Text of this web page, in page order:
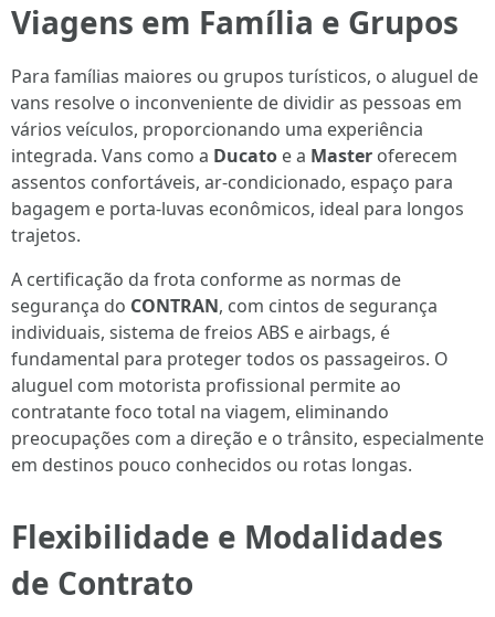
Viagens em Família e Grupos
Para famílias maiores ou grupos turísticos, o aluguel de
vans resolve o inconveniente de dividir as pessoas em
vários veículos, proporcionando uma experiência
integrada. Vans como a Ducato e a Master oferecem
assentos confortáveis, ar-condicionado, espaço para
bagagem e porta-luvas econômicos, ideal para longos
trajetos.
A certificação da frota conforme as normas de
segurança do CONTRAN, com cintos de segurança
individuais, sistema de freios ABS e airbags, é
fundamental para proteger todos os passageiros. O
aluguel com motorista profissional permite ao
contratante foco total na viagem, eliminando
preocupações com a direção e o trânsito, especialmente
em destinos pouco conhecidos ou rotas longas.
Flexibilidade e Modalidades
de Contrato